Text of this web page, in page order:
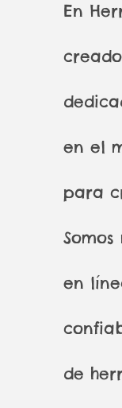
En
en el
para
en
de